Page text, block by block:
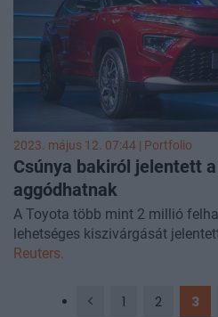
2023. május 12. 07:44 | Portfolio
Csúnya bakiról jelentett
aggódhatnak
A Toyota több mint 2 millió
lehetséges kiszivárgását
Reuters.
1 2 3